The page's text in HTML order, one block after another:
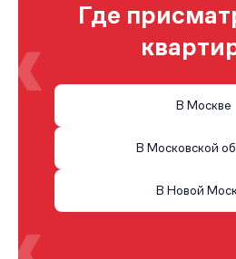
Где
В Москве
В Московской
В Новой